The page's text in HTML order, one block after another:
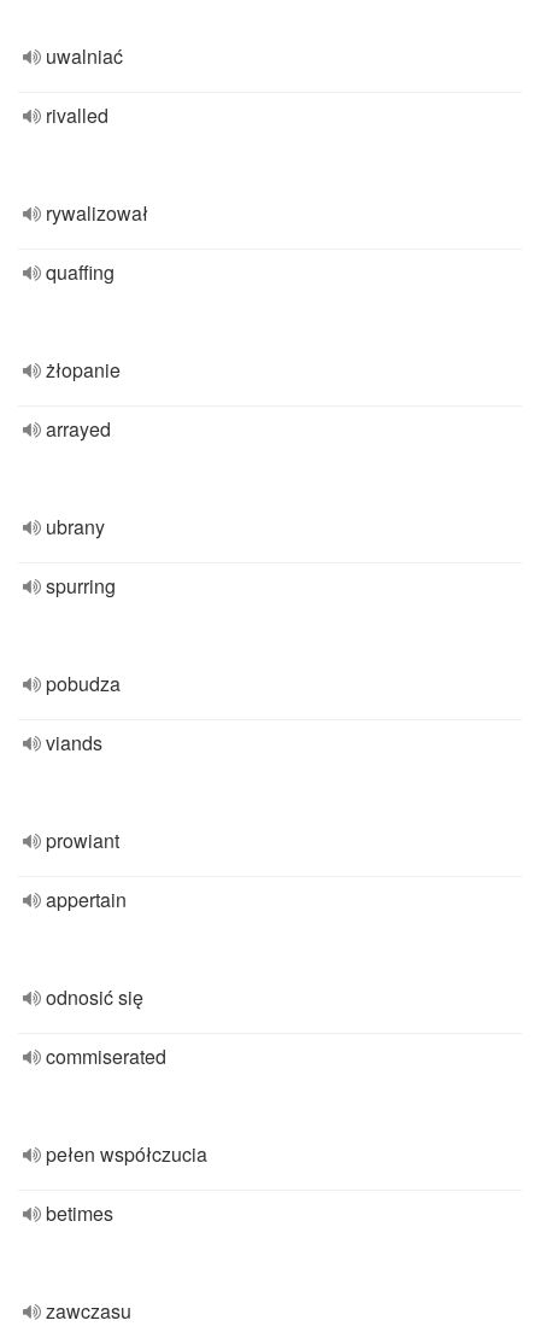
uwalniać
rivalled
rywalizował
quaffing
żłopanie
arrayed
ubrany
spurring
pobudza
viands
prowiant
appertain
odnosić się
commiserated
pełen współczucia
betimes
zawczasu